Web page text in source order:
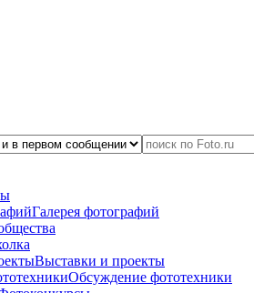
Галерея фотографий
Выставки и проекты
Обсуждение фототехники